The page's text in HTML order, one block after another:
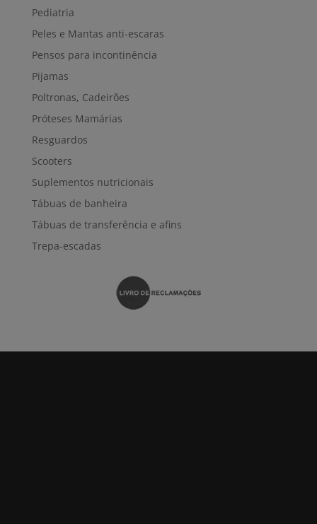
Pediatria
Peles e Mantas anti-escaras
Pensos para incontinência
Pijamas
Poltronas, Cadeirões
Próteses Mamárias
Resguardos
Scooters
Suplementos nutricionais
Tábuas de banheira
Tábuas de transferência e afins
Trepa-escadas